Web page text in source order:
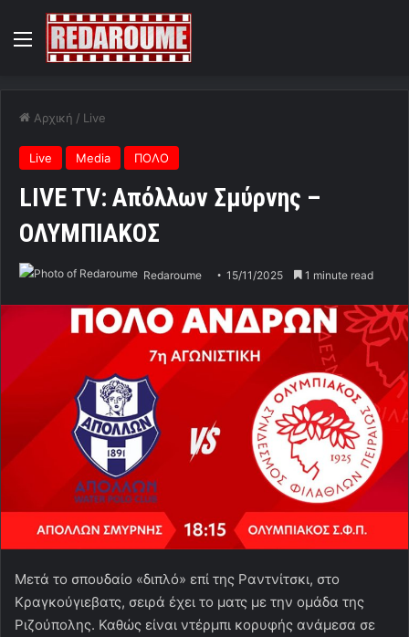
Menu
Αρχική / Live
Live Media ΠΟΛΟ
LIVE TV: Απόλλων Σμύρνης –
ΟΛΥΜΠΙΑΚΟΣ
Redaroume 15/11/2025 1 minute read
Μετά το σπουδαίο «διπλό» επί της Ραντνίτσκι, στο
Κραγκούγιεβατς, σειρά έχει το ματς με την ομάδα της
Ριζούπολης. Καθώς είναι ντέρμπι κορυφής ανάμεσα σε